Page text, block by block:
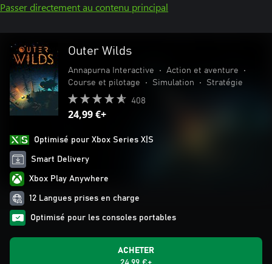
Passer directement au contenu principal
Outer Wilds
Annapurna Interactive • Action et aventure
•
Course et pilotage
• Simulation • Stratégie
408
24,99 €+
Optimisé pour Xbox Series X|S
Smart Delivery
Xbox Play Anywhere
12 Langues prises en charge
Optimisé pour les consoles portables
ACHETER